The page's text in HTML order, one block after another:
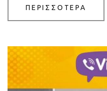
ΠΕΡΙΣΣΟΤΕΡΑ